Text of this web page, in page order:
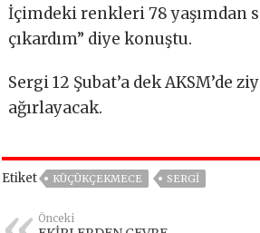
İçimdeki renkleri 78 yaşımdan
çıkardım” diye konuştu.
Sergi 12 Şubat’a dek AKSM’de
ağırlayacak.
Etiket KÜÇÜKÇEKMECE SERGI
Önceki